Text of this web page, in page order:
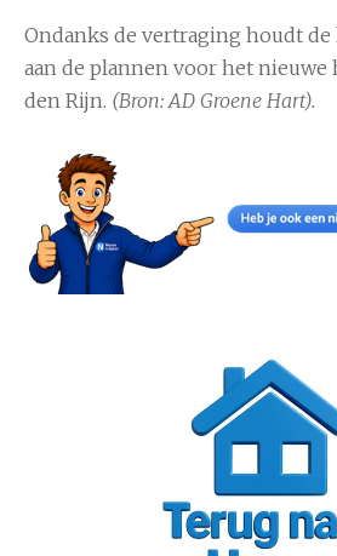
Ondanks de vertraging houdt
aan de plannen voor het nieuwe
den Rijn. (Bron: AD Groene Hart).